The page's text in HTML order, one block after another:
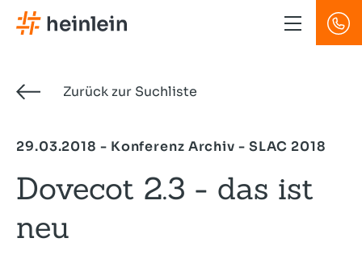
Direkt
zum
Zurück zur Suchliste
29.03.2018 - Konferenz Archiv - SLAC 2018
Dovecot 2.3 - das ist
neu